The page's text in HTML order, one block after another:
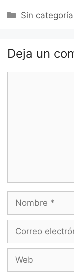
Categorías
Sin categoría
Deja un
electrónico